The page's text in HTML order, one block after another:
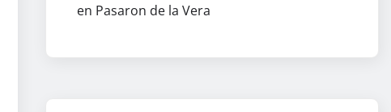
en Pasaron de la Vera